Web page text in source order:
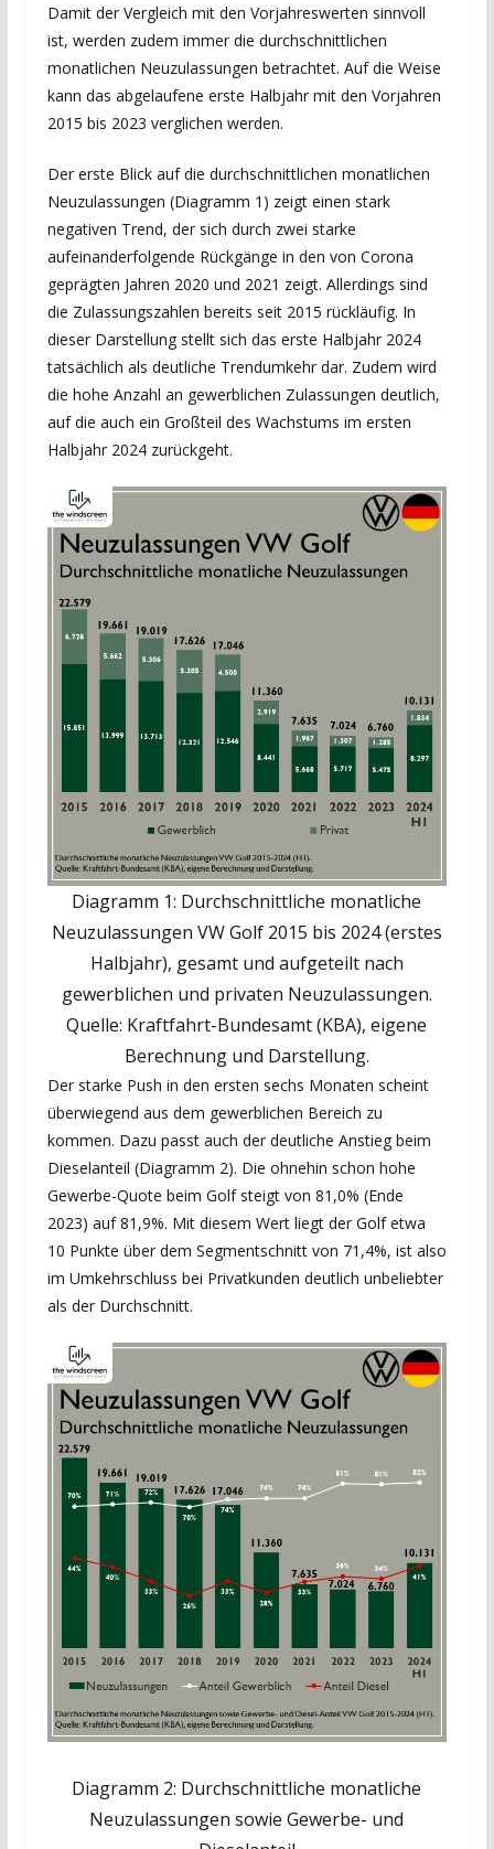
Damit der Vergleich mit den Vorjahreswerten sinnvoll
ist, werden zudem immer die durchschnittlichen
monatlichen Neuzulassungen betrachtet. Auf die Weise
kann das abgelaufene erste Halbjahr mit den Vorjahren
2015 bis 2023 verglichen werden.
Der erste Blick auf die durchschnittlichen monatlichen
Neuzulassungen (Diagramm 1) zeigt einen stark
negativen Trend, der sich durch zwei starke
aufeinanderfolgende Rückgänge in den von Corona
geprägten Jahren 2020 und 2021 zeigt. Allerdings sind
die Zulassungszahlen bereits seit 2015 rückläufig. In
dieser Darstellung stellt sich das erste Halbjahr 2024
tatsächlich als deutliche Trendumkehr dar. Zudem wird
die hohe Anzahl an gewerblichen Zulassungen deutlich,
auf die auch ein Großteil des Wachstums im ersten
Halbjahr 2024 zurückgeht.
Diagramm 1: Durchschnittliche monatliche
Neuzulassungen VW Golf 2015 bis 2024 (erstes
Halbjahr), gesamt und aufgeteilt nach
gewerblichen und privaten Neuzulassungen.
Quelle: Kraftfahrt-Bundesamt (KBA), eigene
Berechnung und Darstellung.
Der starke Push in den ersten sechs Monaten scheint
überwiegend aus dem gewerblichen Bereich zu
kommen. Dazu passt auch der deutliche Anstieg beim
Dieselanteil (Diagramm 2). Die ohnehin schon hohe
Gewerbe-Quote beim Golf steigt von 81,0% (Ende
2023) auf 81,9%. Mit diesem Wert liegt der Golf etwa
10 Punkte über dem Segmentschnitt von 71,4%, ist also
im Umkehrschluss bei Privatkunden deutlich unbeliebter
als der Durchschnitt.
Diagramm 2: Durchschnittliche monatliche
Neuzulassungen sowie Gewerbe- und